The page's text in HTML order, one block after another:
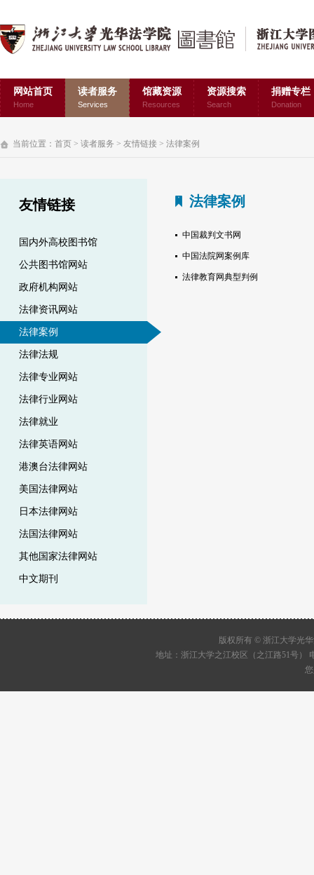
网站首页
Home
读者服务
Services
馆藏资源
Resources
资源搜索
Search
捐赠专栏
Donation
当前位置： 首页 > 读者服务 > 友情链接 > 法律案例
友情链接
国内外高校图书馆
公共图书馆网站
政府机构网站
法律资讯网站
法律案例
法律法规
法律专业网站
法律行业网站
法律就业
法律英语网站
港澳台法律网站
美国法律网站
日本法律网站
法国法律网站
其他国家法律网站
中文期刊
法律案例
中国裁判文书网
中国法院网案例库
法律教育网典型判例
版权所有 © 浙江大学光
地址：浙江大学之江校区（之江路51号）